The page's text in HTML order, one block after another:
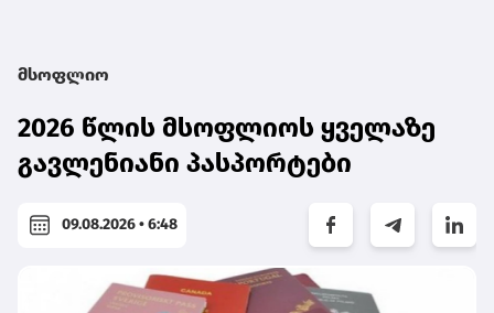
მსოფლიო
2026 წლის მსოფლიოს ყველაზე
გავლენიანი პასპორტები
09.08.2026 • 6:48